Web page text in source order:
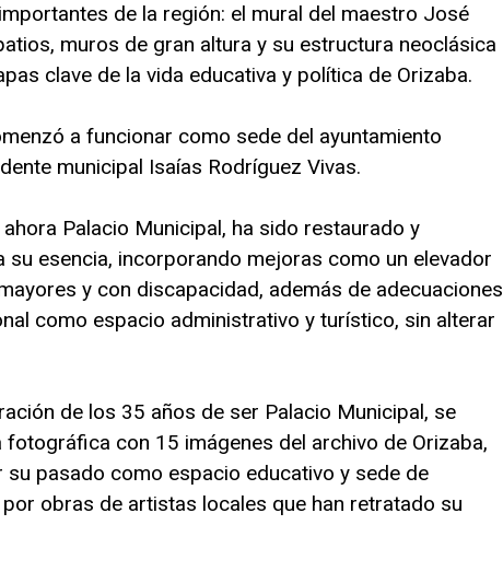
de la región: el mural del maestro José
muros de gran altura y su estructura neoclásica
clave de la vida educativa y política de Orizaba.
a funcionar como sede del ayuntamiento
municipal Isaías Rodríguez Vivas.
Palacio Municipal, ha sido restaurado y
su esencia, incorporando mejoras como un elevador
y con discapacidad, además de adecuaciones
como espacio administrativo y turístico, sin alterar
de los 35 años de ser Palacio Municipal, se
fotográfica con 15 imágenes del archivo de Orizaba,
su pasado como espacio educativo y sede de
obras de artistas locales que han retratado su